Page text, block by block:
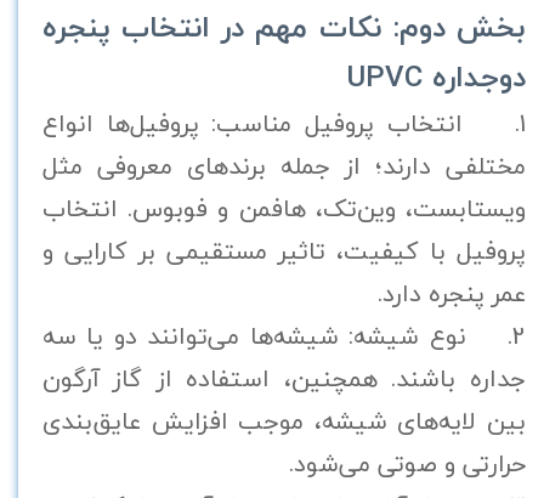
بخش دوم: نکات مهم در انتخاب پنجره
دوجداره UPVC
1. انتخاب پروفیل مناسب: پروفیل‌ها انواع
مختلفی دارند؛ از جمله برندهای معروفی مثل
ویستابست، وین‌تک، هافمن و فوبوس. انتخاب
پروفیل با کیفیت، تاثیر مستقیمی بر کارایی و
عمر پنجره دارد.
2. نوع شیشه: شیشه‌ها می‌توانند دو یا سه
جداره باشند. همچنین، استفاده از گاز آرگون
بین لایه‌های شیشه، موجب افزایش عایق‌بندی
حرارتی و صوتی می‌شود.